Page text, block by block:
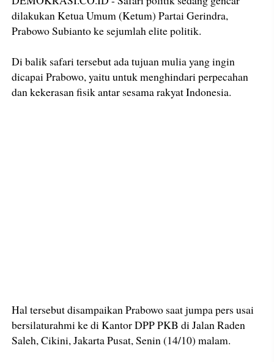
dilakukan Ketua Umum (Ketum) Partai Gerindra,
Prabowo Subianto ke sejumlah elite politik.
Di balik safari tersebut ada tujuan mulia yang ingin
dicapai Prabowo, yaitu untuk menghindari perpecahan
dan kekerasan fisik antar sesama rakyat Indonesia.
Hal tersebut disampaikan Prabowo saat jumpa pers usai
bersilaturahmi ke di Kantor DPP PKB di Jalan Raden
Saleh, Cikini, Jakarta Pusat, Senin (14/10) malam.